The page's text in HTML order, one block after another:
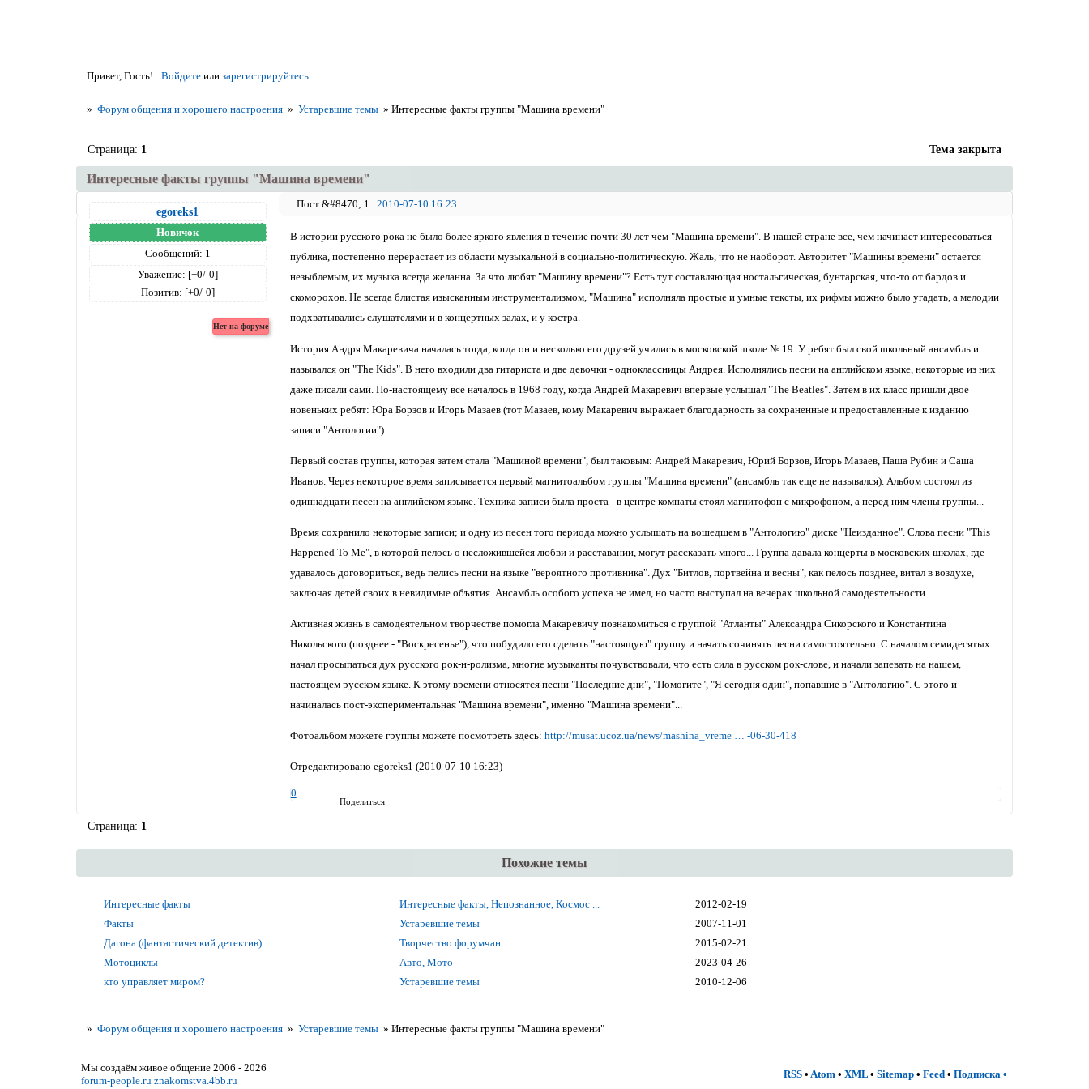
Привет, Гость! Войдитеили зарегистрируйтесь.
» Форум общения и хорошего настроения » Устаревшие темы »Интересные факты группы "Машина времени"
Интересные факты группы "Машина времени"
Страница: 1 Тема закрыта
Поделиться
1 2010-07-10 16:23
egoreks1
Новичок
Сообщений: 1
Уважение: [+0/-0]
Позитив: [+0/-0]
В истории русского рока не было более яркого явления в течение почти 30 лет чем "Машина времени". В нашей стране все, чем начинает интересоваться
публика, постепенно перерастает из области музыкальной в социально-политическую. Жаль, что не наоборот. Авторитет "Машины времени" остается
незыблемым, их музыка всегда желанна. За что любят "Машину времени"? Есть тут составляющая ностальгическая, бунтарская, что-то от бардов и
скоморохов. Не всегда блистая изысканным инструментализмом, "Машина" исполняла простые и умные тексты, их рифмы можно было угадать, а мелодии
подхватывались слушателями и в концертных залах, и у костра.
История Андря Макаревича началась тогда, когда он и несколько его друзей учились в московской школе № 19. У ребят был свой школьный ансамбль и
назывался он "The Kids". В него входили два гитариста и две девочки - одноклассницы Андрея. Исполнялись песни на английском языке, некоторые из них
даже писали сами. По-настоящему все началось в 1968 году, когда Андрей Макаревич впервые услышал "The Beatles". Затем в их класс пришли двое
новеньких ребят: Юра Борзов и Игорь Мазаев (тот Мазаев, кому Макаревич выражает благодарность за сохраненные и предоставленные к изданию
записи "Антологии").
Первый состав группы, которая затем стала "Машиной времени", был таковым: Андрей Макаревич, Юрий Борзов, Игорь Мазаев, Паша Рубин и Саша
Иванов. Через некоторое время записывается первый магнитоальбом группы "Машина времени" (ансамбль так еще не назывался). Альбом состоял из
одиннадцати песен на английском языке. Техника записи была проста - в центре комнаты стоял магнитофон с микрофоном, а перед ним члены группы...
Время сохранило некоторые записи; и одну из песен того периода можно услышать на вошедшем в "Антологию" диске "Неизданное". Слова песни "This
Happened To Me", в которой пелось о несложившейся любви и расставании, могут рассказать много... Группа давала концерты в московских школах, где
удавалось договориться, ведь пелись песни на языке "вероятного противника". Дух "Битлов, портвейна и весны", как пелось позднее, витал в воздухе,
заключая детей своих в невидимые объятия. Ансамбль особого успеха не имел, но часто выступал на вечерах школьной самодеятельности.
Активная жизнь в самодеятельном творчестве помогла Макаревичу познакомиться с группой "Атланты" Александра Сикорского и Константина
Никольского (позднее - "Воскресенье"), что побудило его сделать "настоящую" группу и начать сочинять песни самостоятельно. С началом семидесятых
начал просыпаться дух русского рок-н-ролизма, многие музыканты почувствовали, что есть сила в русском рок-слове, и начали запевать на нашем,
настоящем русском языке. К этому времени относятся песни "Последние дни", "Помогите", "Я сегодня один", попавшие в "Антологию". С этого и
начиналась пост-экспериментальная "Машина времени", именно "Машина времени"...
Фотоальбом можете группы можете посмотреть здесь: http://musat.ucoz.ua/news/mashina_vreme … -06-30-418
Отредактировано egoreks1 (2010-07-10 16:23)
0
Страница: 1
Похожие темы
Интересные факты Интересные факты, Непознанное, Космос ...
2012-02-19
Факты
Устаревшие темы
2007-11-01
Дагона (фантастический детектив)
Творчество форумчан
2015-02-21
Мотоциклы
Авто, Мото
2023-04-26
кто управляет миром?
Устаревшие темы 2010-12-06
» Форум общения и хорошего настроения » Устаревшие темы »Интересные факты группы "Машина времени"
Мы создаём живое общение 2006 - 2026
forum-people.ru znakomstva.4bb.ru
RSS •Atom •XML •Sitemap •Feed •Подписка •